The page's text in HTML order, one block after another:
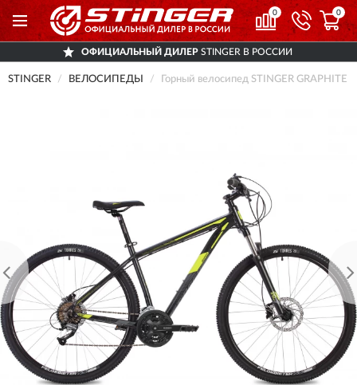
0 0
ОФИЦИАЛЬНЫЙ ДИЛЕР STINGER В РОССИИ
STINGER ВЕЛОСИПЕДЫ Горный велосипед STINGER